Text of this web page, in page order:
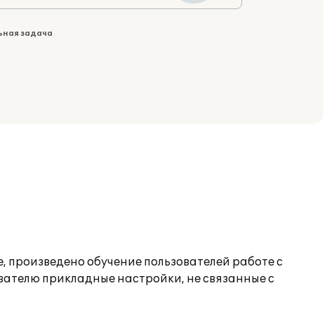
задача
обучение пользователей работе с
прикладные настройки, не связанные с